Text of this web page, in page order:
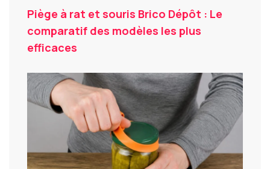
Piège à rat et souris Brico Dépôt : Le
comparatif des modèles les plus
efficaces